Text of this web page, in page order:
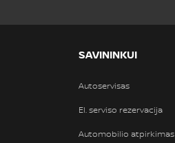
SAVININKUI
Autoservisas
El. serviso rezervacija
Automobilio atpirkimas